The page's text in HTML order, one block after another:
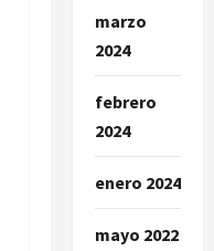
marzo
2024
febrero
2024
enero 2024
mayo 2022